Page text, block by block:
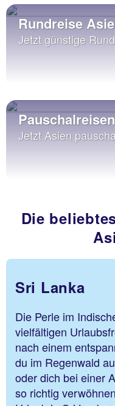
Rundreise
Jetzt günstige
Jetzt Asien
Die
Sri Lanka
Die Perle im
vielfältigen
nach einem
du im Regenwald
oder dich bei einer
so richtig